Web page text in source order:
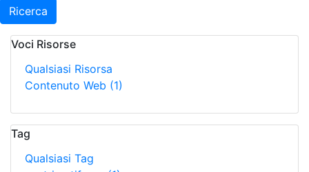
Ricerca
Voci Risorse
Qualsiasi Risorsa
Contenuto Web (1)
Tag
Qualsiasi Tag